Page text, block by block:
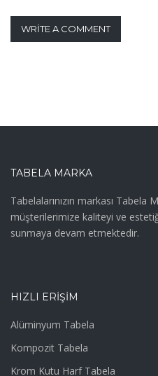
WRITE A COMMENT
TABELA MARKA
Tabelalarınızın markası Tabela
müşterilerimize kaliteyi ve
sunmaya devam etmektedir.
HIZLI ERIŞIM
Alüminyum Tabela
Kompozit Tabela
Krom Kutu Harf Tabela